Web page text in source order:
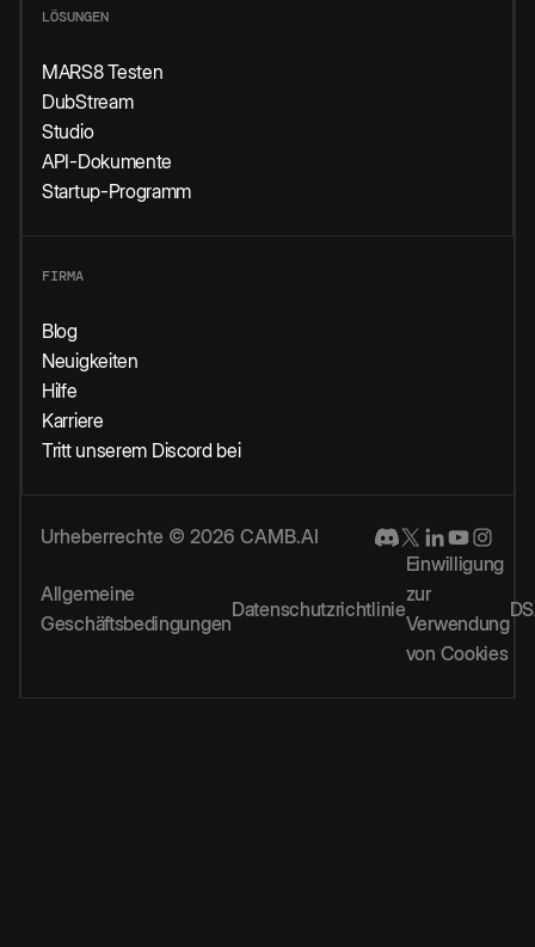
LÖSUNGEN
MARS8 Testen
DubStream
Studio
API-Dokumente
Startup-Programm
FIRMA
Blog
Neuigkeiten
Hilfe
Karriere
Tritt unserem Discord bei
Urheberrechte © 2026 CAMB.AI
Allgemeine
Geschäftsbedingungen
Datenschutzrichtlinie
Einwilligung
zur
Verwendung
von Cookies